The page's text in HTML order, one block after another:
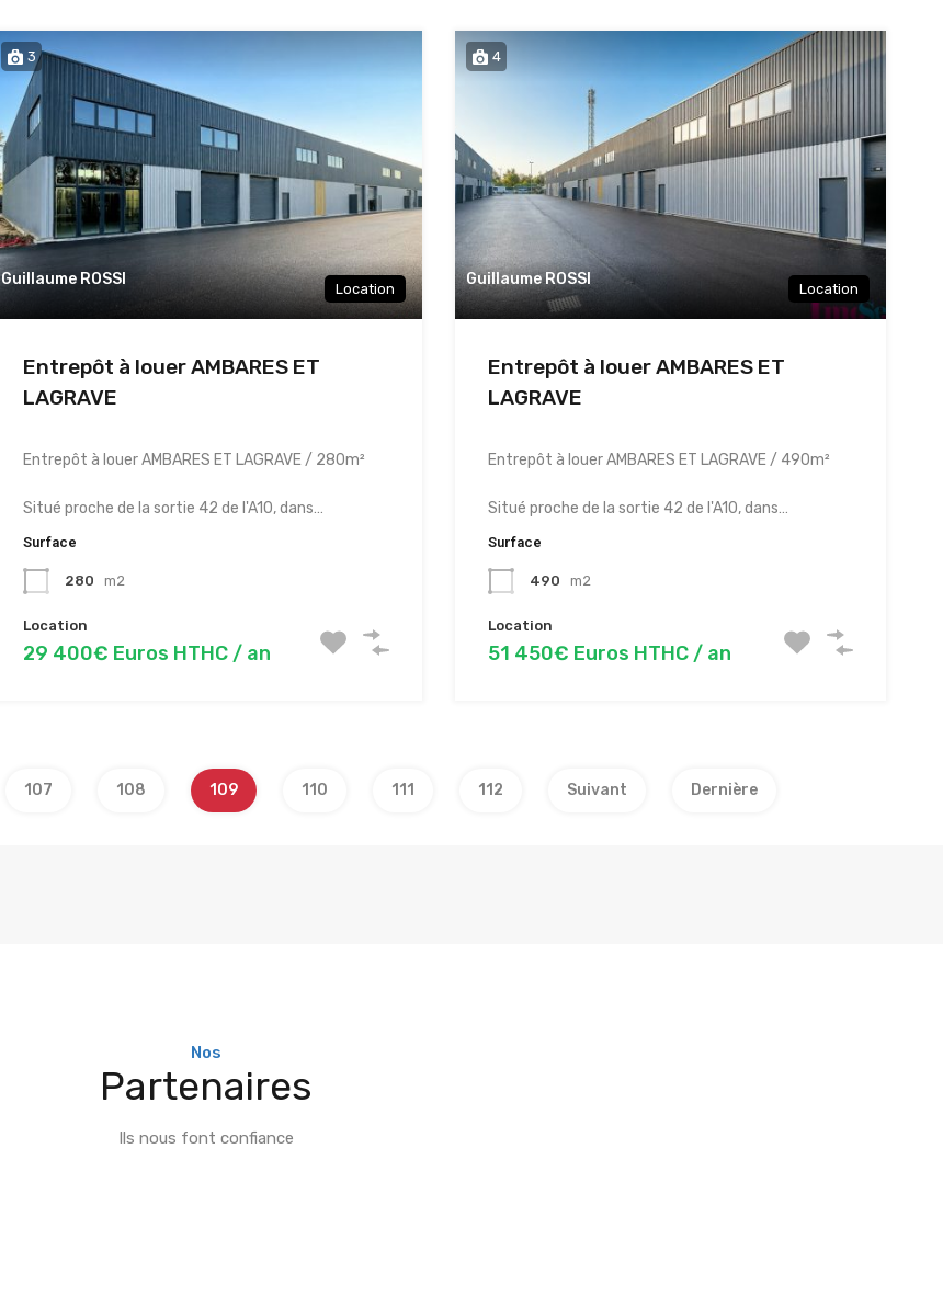
3
Guillaume ROSSI
Location
Entrepôt à louer AMBARES ET
LAGRAVE
Entrepôt à louer AMBARES ET LAGRAVE / 280m²
Situé proche de la sortie 42 de l'A10, dans…
Surface
280 m2
Location
29 400€ Euros HTHC / an
4
Guillaume ROSSI
Location
Entrepôt à louer AMBARES ET
LAGRAVE
Entrepôt à louer AMBARES ET LAGRAVE / 490m²
Situé proche de la sortie 42 de l'A10, dans…
Surface
490 m2
Location
51 450€ Euros HTHC / an
107 108 109 110 111 112 Suivant Dernière
Nos
Partenaires
Ils nous font confiance